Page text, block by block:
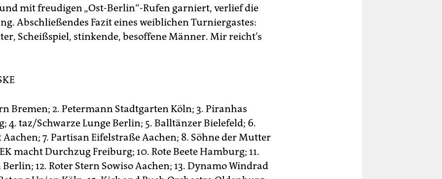
mit freudigen „Ost-Berlin“-Rufen garniert, verlief die
Abschließendes Fazit eines weiblichen Turniergastes:
Scheißspiel, stinkende, besoffene Männer. Mir reicht’s
Bremen; 2. Petermann Stadtgarten Köln; 3. Piranhas
4. taz/Schwarze Lunge Berlin; 5. Balltänzer Bielefeld; 6.
Aachen; 7. Partisan Eifelstraße Aachen; 8. Söhne der Mutter
macht Durchzug Freiburg; 10. Rote Beete Hamburg; 11.
Berlin; 12. Roter Stern Sowiso Aachen; 13. Dynamo Windrad